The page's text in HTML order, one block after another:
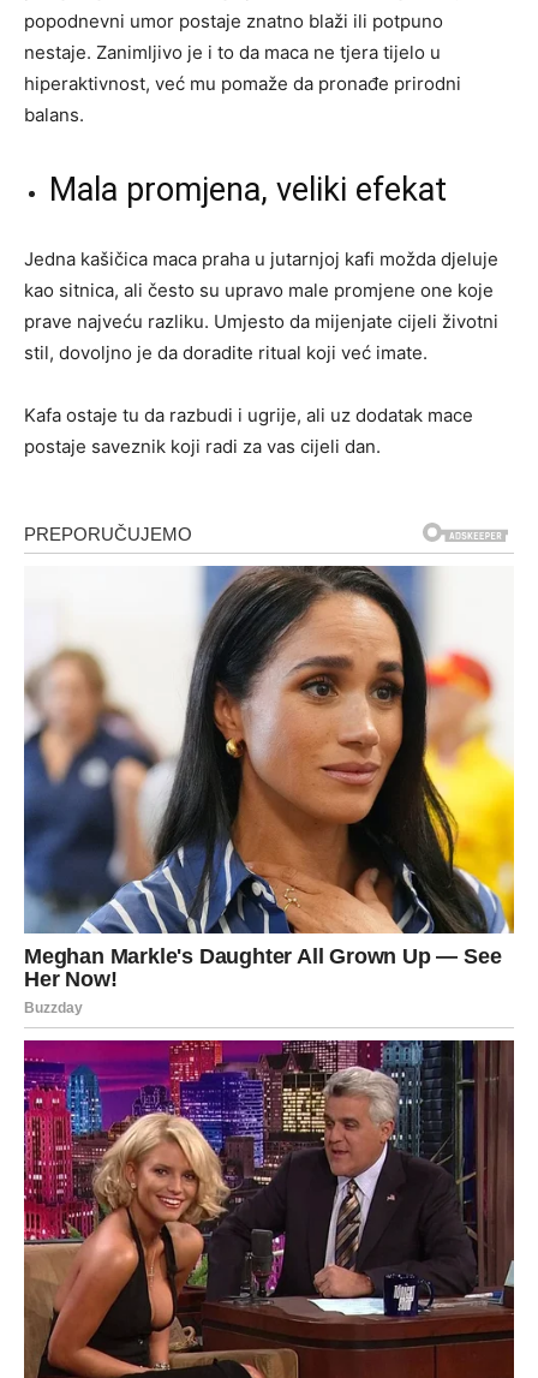
popodnevni umor postaje znatno blaži ili potpuno
nestaje. Zanimljivo je i to da maca ne tjera tijelo u
hiperaktivnost, već mu pomaže da pronađe prirodni
balans.
Mala promjena, veliki efekat
Jedna kašičica maca praha u jutarnjoj kafi možda djeluje
kao sitnica, ali često su upravo male promjene one koje
prave najveću razliku. Umjesto da mijenjate cijeli životni
stil, dovoljno je da doradite ritual koji već imate.
Kafa ostaje tu da razbudi i ugrije, ali uz dodatak mace
postaje saveznik koji radi za vas cijeli dan.